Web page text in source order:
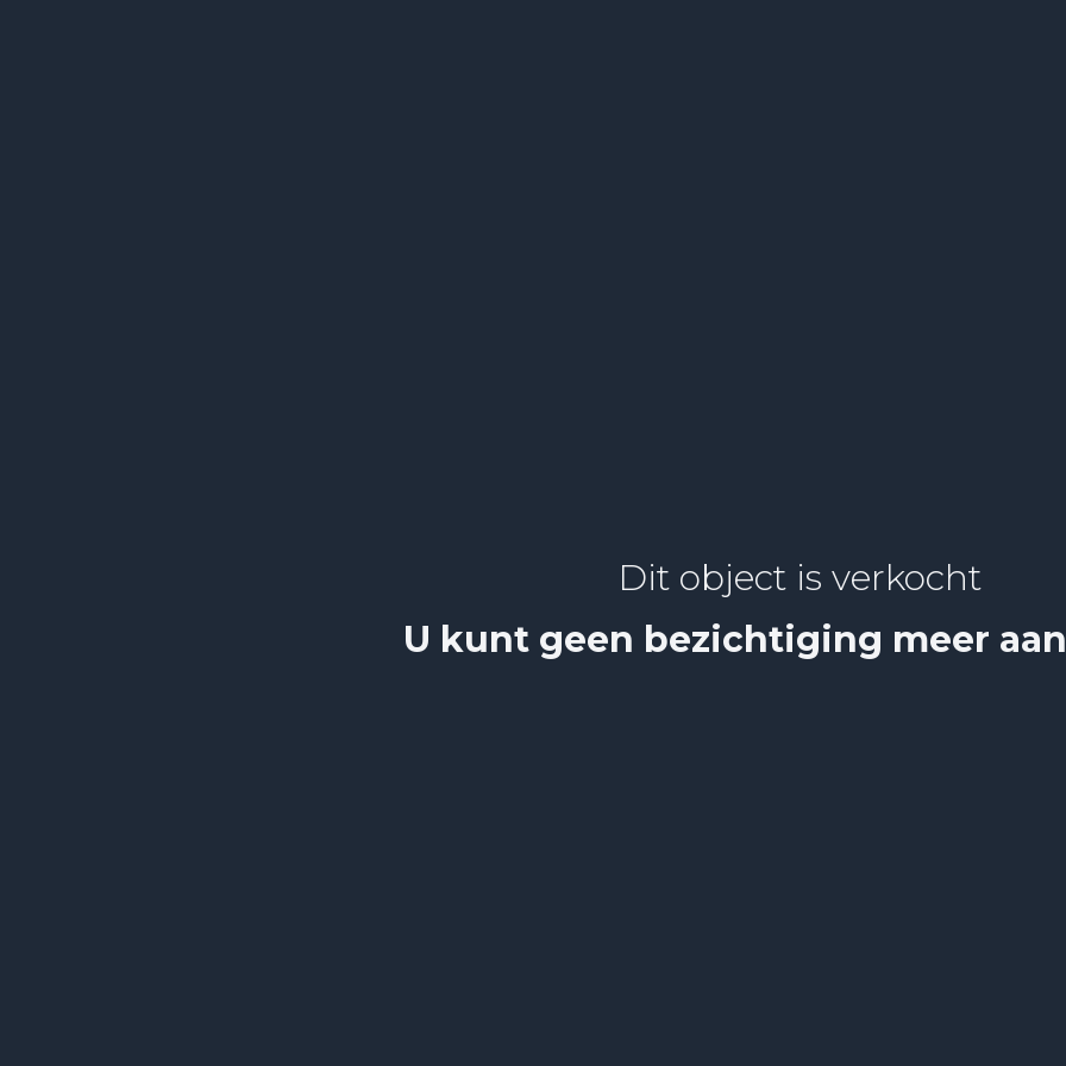
Dit object is verkocht
U kunt geen bezichtiging meer